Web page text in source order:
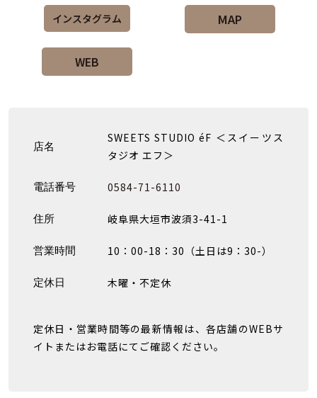
インスタグラム MAP
WEB
店名
SWEETS STUDIO éF ＜スイーツス
タジオ エフ＞
電話番号 0584-71-6110
住所 岐阜県大垣市波須3-41-1
営業時間 10：00-18：30（土日は9：30-）
定休日 木曜・不定休
定休日・営業時間等の最新情報は、各店舗のWEBサ
イトまたはお電話にてご確認ください。